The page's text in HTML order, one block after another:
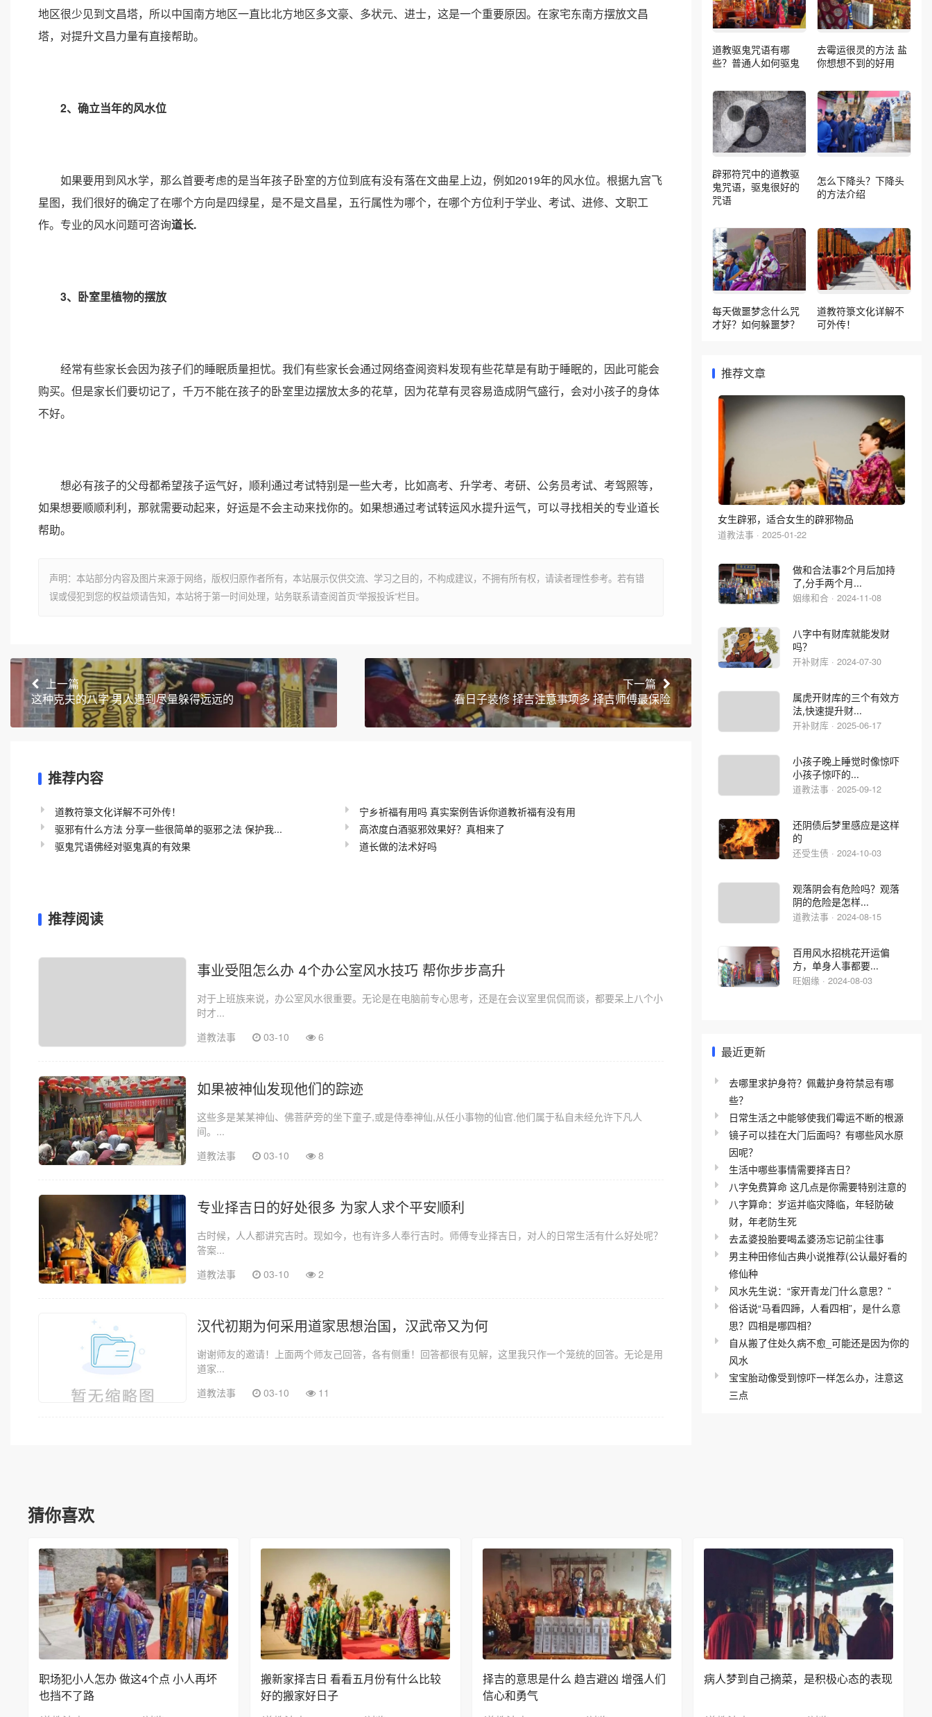
地区很少见到文昌塔，所以中国南方地区一直比北方地区多文豪、多状元、进士，这是一个重要原因。在家宅东南方摆放文昌
塔，对提升文昌力量有直接帮助。
2、确立当年的风水位
如果要用到风水学，那么首要考虑的是当年孩子卧室的方位到底有没有落在文曲星上边，例如2019年的风水位。根据九宫飞
星图，我们很好的确定了在哪个方向是四绿星，是不是文昌星，五行属性为哪个，在哪个方位利于学业、考试、进修、文职工
作。专业的风水问题可咨询道长.
3、卧室里植物的摆放
经常有些家长会因为孩子们的睡眠质量担忧。我们有些家长会通过网络查阅资料发现有些花草是有助于睡眠的，因此可能会
购买。但是家长们要切记了，千万不能在孩子的卧室里边摆放太多的花草，因为花草有灵容易造成阴气盛行，会对小孩子的身体
不好。
想必有孩子的父母都希望孩子运气好，顺利通过考试特别是一些大考，比如高考、升学考、考研、公务员考试、考驾照等，
如果想要顺顺利利，那就需要动起来，好运是不会主动来找你的。如果想通过考试转运风水提升运气，可以寻找相关的专业道长
帮助。
声明：本站部分内容及图片来源于网络，版权归原作者所有，本站展示仅供交流、学习之目的，不构成建议，不拥有所有权，请读者理性参考。若有错
误或侵犯到您的权益烦请告知，本站将于第一时间处理，站务联系请查阅首页“举报投诉”栏目。
上一篇
这种克夫的八字 男人遇到尽量躲得远远的
下一篇
看日子装修 择吉注意事项多 择吉师傅最保险
推荐内容
道教符箓文化详解不可外传！
宁乡祈福有用吗 真实案例告诉你道教祈福有没有用
驱邪有什么方法 分享一些很简单的驱邪之法 保护我...
高浓度白酒驱邪效果好？真相来了
驱鬼咒语佛经对驱鬼真的有效果
道长做的法术好吗
推荐阅读
事业受阻怎么办 4个办公室风水技巧 帮你步步高升
对于上班族来说，办公室风水很重要。无论是在电脑前专心思考，还是在会议室里侃侃而谈，都要呆上八个小
时才...
道教法事
03-10 6
如果被神仙发现他们的踪迹
这些多是某某神仙、佛菩萨旁的坐下童子,或是侍奉神仙,从任小事物的仙官.他们属于私自未经允许下凡人
间。...
道教法事
03-10 8
专业择吉日的好处很多 为家人求个平安顺利
古时候，人人都讲究吉时。现如今，也有许多人奉行吉时。师傅专业择吉日，对人的日常生活有什么好处呢？
答案...
道教法事
03-10 2
汉代初期为何采用道家思想治国，汉武帝又为何
谢谢师友的邀请！上面两个师友己回答，各有侧重！回答都很有见解，这里我只作一个笼统的回答。无论是用
道家...
道教法事
03-10 11
道教驱鬼咒语有哪
些？普通人如何驱鬼
去霉运很灵的方法 盐
你想想不到的好用
辟邪符咒中的道教驱
鬼咒语，驱鬼很好的
咒语
怎么下降头？下降头
的方法介绍
每天做噩梦念什么咒
才好？如何躲噩梦？
道教符箓文化详解不
可外传！
推荐文章
女生辟邪，适合女生的辟邪物品
道教法事 · 2025-01-22
做和合法事2个月后加持
了,分手两个月...
姻缘和合 · 2024-11-08
八字中有财库就能发财
吗？
开补财库 · 2024-07-30
属虎开财库的三个有效方
法,快速提升财...
开补财库 · 2025-06-17
小孩子晚上睡觉时像惊吓
小孩子惊吓的...
道教法事 · 2025-09-12
还阴债后梦里感应是这样
的
还受生债 · 2024-10-03
观落阴会有危险吗？观落
阴的危险是怎样...
道教法事 · 2024-08-15
百用风水招桃花开运偏
方，单身人事都要...
旺姻缘 · 2024-08-03
最近更新
去哪里求护身符？佩戴护身符禁忌有哪
些？
日常生活之中能够使我们霉运不断的根源
镜子可以挂在大门后面吗？有哪些风水原
因呢？
生活中哪些事情需要择吉日？
八字免费算命 这几点是你需要特别注意的
八字算命：岁运并临灾降临，年轻防破
财，年老防生死
去孟婆投胎要喝孟婆汤忘记前尘往事
男主种田修仙古典小说推荐(公认最好看的
修仙种
风水先生说：“家开青龙门什么意思？”
俗话说“马看四蹄，人看四相”，是什么意
思？四相是哪四相？
自从搬了住处久病不愈_可能还是因为你的
风水
宝宝胎动像受到惊吓一样怎么办，注意这
三点
猜你喜欢
职场犯小人怎办 做这4个点 小人再坏
也挡不了路
搬新家择吉日 看看五月份有什么比较
好的搬家好日子
择吉的意思是什么 趋吉避凶 增强人们
信心和勇气
病人梦到自己摘菜，是积极心态的表现